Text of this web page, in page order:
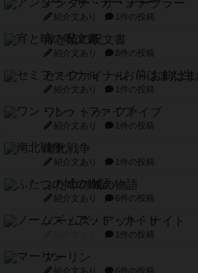
アンダー・ザ・テーブラー
紹介文あり 1件の投稿
宵と暁の呪文書
紹介文あり 8件の投稿
セミファイナル ～お前はま
紹介文あり 1件の投稿
ワン・トゥ・ファイブ
紹介文あり 1件の投稿
南北戦争
紹介文あり 1件の投稿
ふたつの城の物語
紹介文あり 6件の投稿
ノームズ・アット・ナイト
1件の投稿
マーリン
紹介文あり 6件の投稿